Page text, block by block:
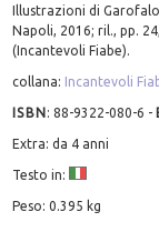
Illustrazioni di Garofalo
Napoli, 2016; ril., pp.
(Incantevoli Fiabe).
collana: Incantevoli
ISBN:88-9322-080-6 -
Extra: da 4 anni
Testo in:
Peso: 0.395 kg